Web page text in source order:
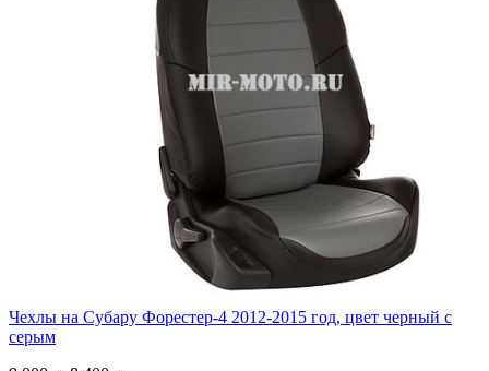
Чехлы на Субару Форестер-4 2012-2015 год, цвет черный с
серым